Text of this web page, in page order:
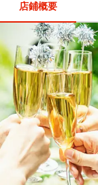
店鋪概要